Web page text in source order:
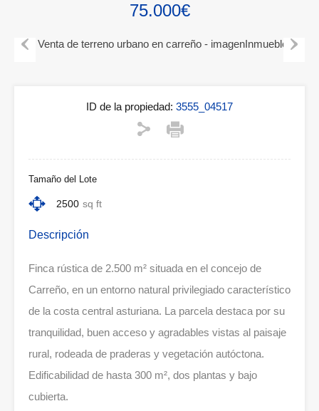
75.000€
ID de la propiedad: 3555_04517
Tamaño del Lote
2500 sq ft
Descripción
Finca rústica de 2.500 m² situada en el concejo de
Carreño, en un entorno natural privilegiado característico
de la costa central asturiana. La parcela destaca por su
tranquilidad, buen acceso y agradables vistas al paisaje
rural, rodeada de praderas y vegetación autóctona.
Edificabilidad de hasta 300 m², dos plantas y bajo
cubierta.